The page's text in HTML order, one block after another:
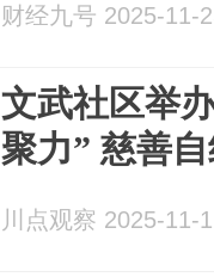
财经九号 2025-11-
文武社区举
聚力” 慈善
川点观察 2025-11-